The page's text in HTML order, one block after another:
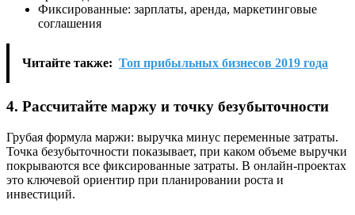
Фиксированные: зарплаты, аренда, маркетинговые
соглашения
Читайте также: Топ прибыльных бизнесов 2019 года
4. Рассчитайте маржу и точку безубыточности
Грубая формула маржи: выручка минус переменные затраты.
Точка безубыточности показывает, при каком объеме выручки
покрываются все фиксированные затраты. В онлайн-проектах
это ключевой ориентир при планировании роста и
инвестиций.